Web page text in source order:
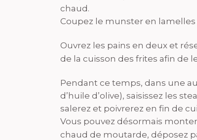
chaud.
Coupez le munster en lamelles
Ouvrez les pains en deux et
de la cuisson des frites afin de
Pendant ce temps, dans une
d’huile d’olive), saisissez les
salerez et poivrerez en fin de
Vous pouvez désormais
chaud de moutarde, déposez